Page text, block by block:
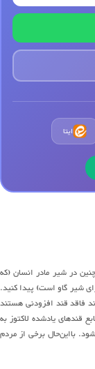
ایتا
در شیر مادر انسان (که
با ۴.۷ درصد برای شیر گاو است) پیدا کنید.
فاقد قند افزودنی هستند
قندهای یادشده لاکتوز به
بااین‌حال برخی از مردم